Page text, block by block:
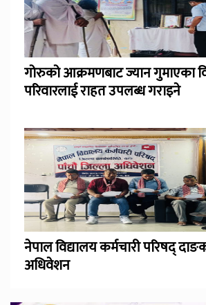
गोरुको आक्रमणबाट ज्यान गुमाएका
परिवारलाई राहत उपलब्ध गराइने
नेपाल विद्यालय कर्मचारी परिषद्
अधिवेशन